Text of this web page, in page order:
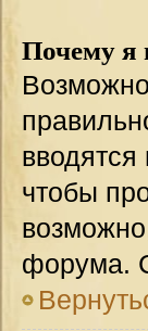
Почему я
чтобы
форума.